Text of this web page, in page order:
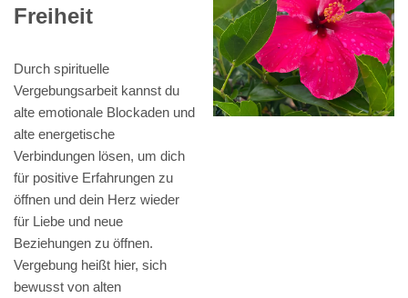
Freiheit
Durch spirituelle
Vergebungsarbeit kannst du
alte emotionale Blockaden und
alte energetische
Verbindungen lösen, um dich
für positive Erfahrungen zu
öffnen und dein Herz wieder
für Liebe und neue
Beziehungen zu öffnen.
Vergebung heißt hier, sich
bewusst von alten